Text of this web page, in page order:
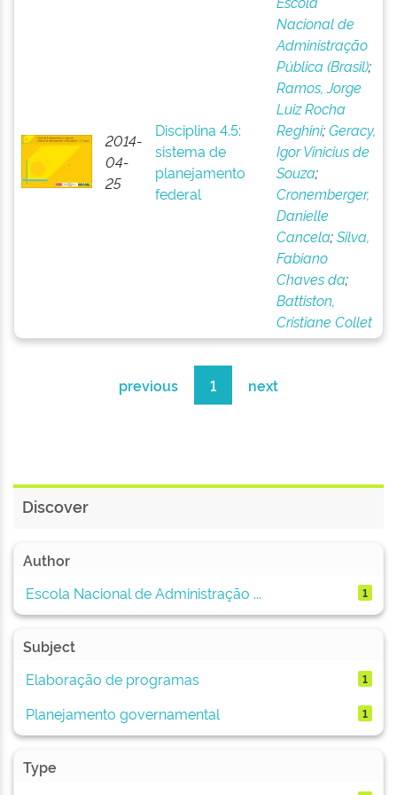
2014-
04-
25
Disciplina 4.5:
sistema de
planejamento
federal
Nacional de
Administração
Pública (Brasil);
Ramos, Jorge
Luiz Rocha
Reghini;Geracy,
Igor Vinicius de
Souza;
Cronemberger,
Danielle
Cancela;Silva,
Fabiano
Chaves da;
Battiston,
Cristiane Collet
previous 1 next
Discover
Author
Escola Nacional de Administração ...
1
Subject
Elaboração de programas
1
Planejamento governamental 1
Type